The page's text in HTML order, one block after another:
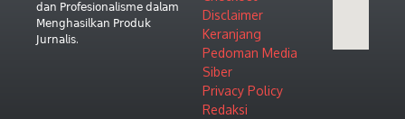
𝖽𝖺𝗇 𝖯𝗋𝗈𝖿𝖾𝗌𝗂𝗈𝗇𝖺𝗅𝗂𝗌𝗆𝖾 𝖽𝖺𝗅𝖺𝗆
𝖬𝖾𝗇𝗀𝗁𝖺𝗌𝗂𝗅𝗄𝖺𝗇 𝖯𝗋𝗈𝖽𝗎𝗄
𝖩𝗎𝗋𝗇𝖺𝗅𝗂𝗌.
Disclaimer
Keranjang
Pedoman Media
Siber
Privacy Policy
Redaksi